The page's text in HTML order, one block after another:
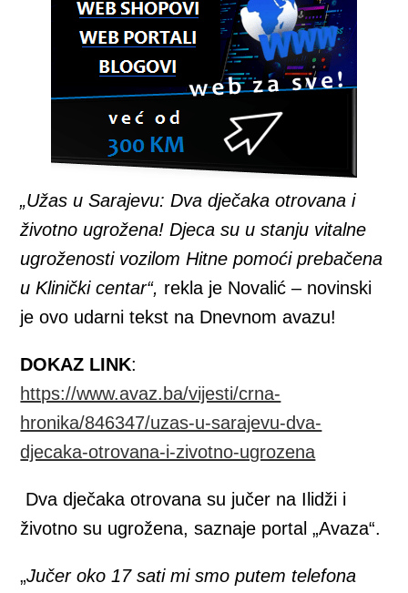
„Užas u Sarajevu: Dva dječaka otrovana i
životno ugrožena! Djeca su u stanju vitalne
ugroženosti vozilom Hitne pomoći prebačena
u Klinički centar“, rekla je Novalić – novinski
je ovo udarni tekst na Dnevnom avazu!
DOKAZ LINK:
https://www.avaz.ba/vijesti/crna-
hronika/846347/uzas-u-sarajevu-dva-
djecaka-otrovana-i-zivotno-ugrozena
Dva dječaka otrovana su jučer na Ilidži i
životno su ugrožena, saznaje portal „Avaza“.
„Jučer oko 17 sati mi smo putem telefona